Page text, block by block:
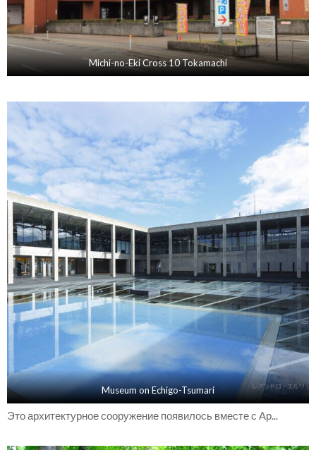
Michi-no-Eki Cross 10 Tokamachi
Museum on Echigo-Tsumari
Это архитектурное сооружение появилось вместе с Ар...